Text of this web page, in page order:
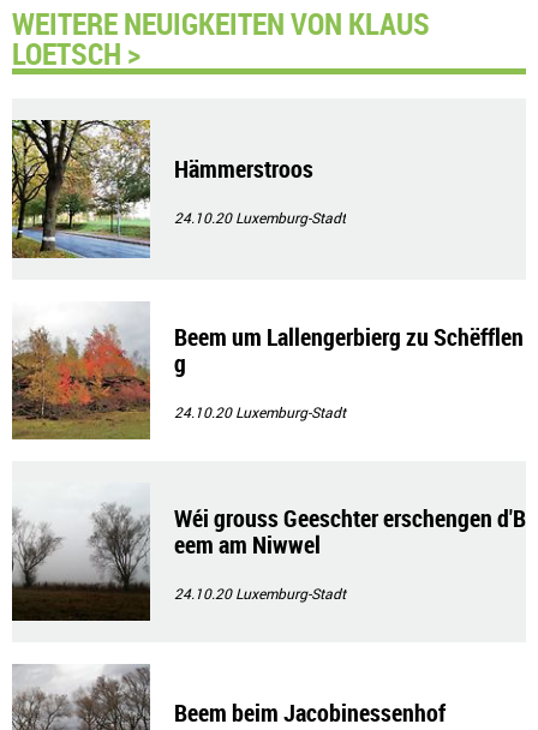
WEITERE NEUIGKEITEN VON KLAUS
LOETSCH >
Hämmerstroos
24.10.20Luxemburg-Stadt
Beem um Lallengerbierg zu Schëfflen
g
24.10.20Luxemburg-Stadt
Wéi grouss Geeschter erschengen d'B
eem am Niwwel
24.10.20Luxemburg-Stadt
Beem beim Jacobinessenhof